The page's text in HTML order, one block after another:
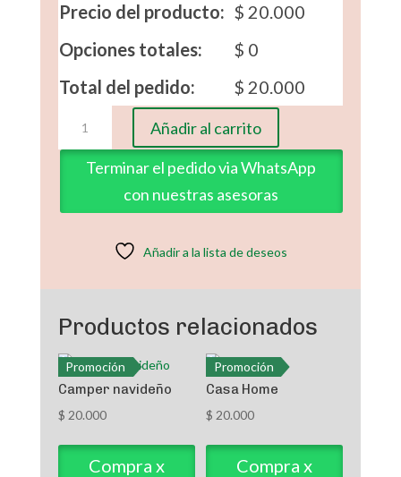
Precio del producto: $ 20.000
Opciones totales:
$ 0
Total del pedido:
$ 20.000
Muñeco
de
3
Añadir al carrito
Terminar el pedido via WhatsApp
con nuestras asesoras
Añadir a la lista de deseos
Productos relacionados
Promoción
Camper navideño
$ 20.000
Compra x
Promoción
Casa Home
$ 20.000
Compra x